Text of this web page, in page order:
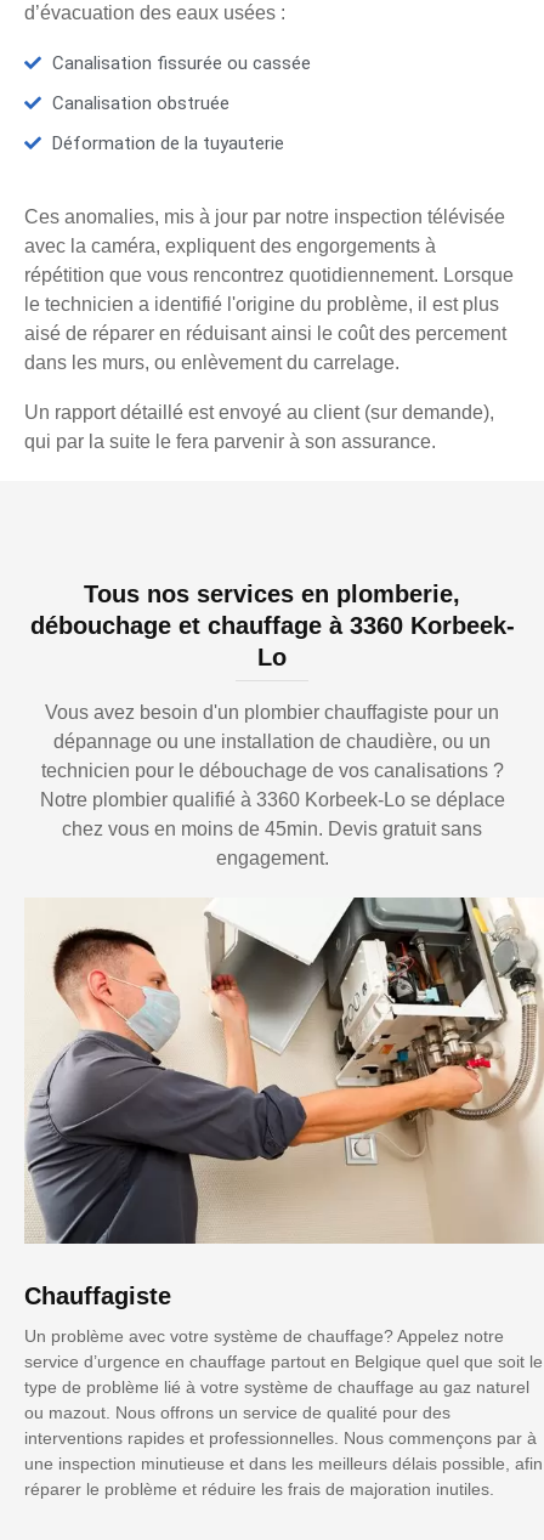
d’évacuation des eaux usées :
Canalisation fissurée ou cassée
Canalisation obstruée
Déformation de la tuyauterie
Ces anomalies, mis à jour par notre inspection télévisée
avec la caméra, expliquent des engorgements à
répétition que vous rencontrez quotidiennement. Lorsque
le technicien a identifié l'origine du problème, il est plus
aisé de réparer en réduisant ainsi le coût des percement
dans les murs, ou enlèvement du carrelage.
Un rapport détaillé est envoyé au client (sur demande),
qui par la suite le fera parvenir à son assurance.
Tous nos services en plomberie,
débouchage et chauffage à 3360 Korbeek-
Lo
Vous avez besoin d'un plombier chauffagiste pour un
dépannage ou une installation de chaudière, ou un
technicien pour le débouchage de vos canalisations ?
Notre plombier qualifié à 3360 Korbeek-Lo se déplace
chez vous en moins de 45min. Devis gratuit sans
engagement.
Chauffagiste
Un problème avec votre système de chauffage? Appelez notre
service d’urgence en chauffage partout en Belgique quel que soit le
type de problème lié à votre système de chauffage au gaz naturel
ou mazout. Nous offrons un service de qualité pour des
interventions rapides et professionnelles. Nous commençons par à
une inspection minutieuse et dans les meilleurs délais possible, afin
réparer le problème et réduire les frais de majoration inutiles.